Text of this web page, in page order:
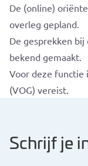
De (online)
overleg gepland.
De gesprekken
bekend gemaakt.
Voor deze functie
(VOG) vereist.
Schrijf je